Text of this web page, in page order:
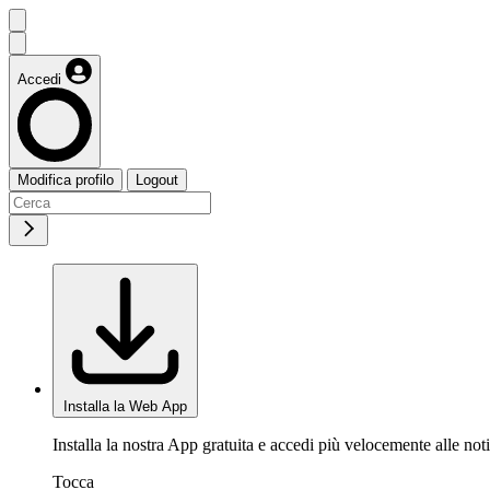
Accedi
Modifica profilo Logout
Installa la Web App
Installa la nostra App gratuita e accedi più velocemente alle
Tocca